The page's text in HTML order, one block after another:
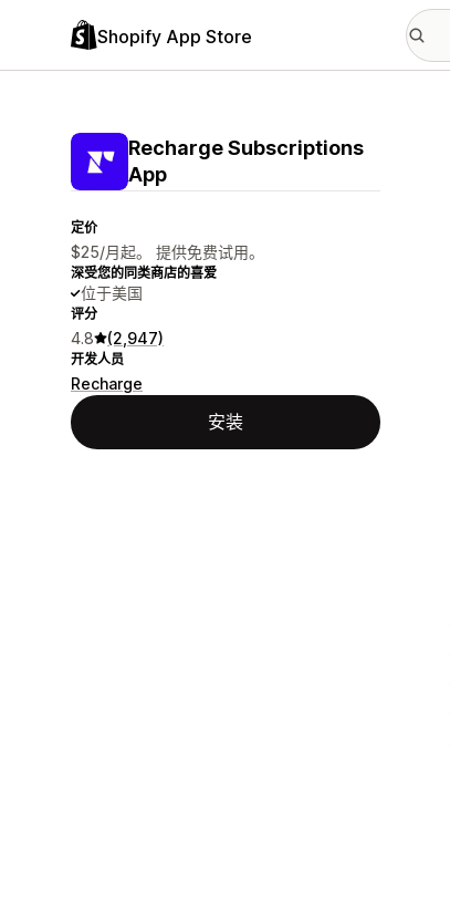
Shopify App Store
Recharge Subscriptions
App
定价
$25/月起。 提供免费试用。
深受您的同类商店的喜爱
位于美国
评分
4.8 (2,947)
开发人员
Recharge
安装